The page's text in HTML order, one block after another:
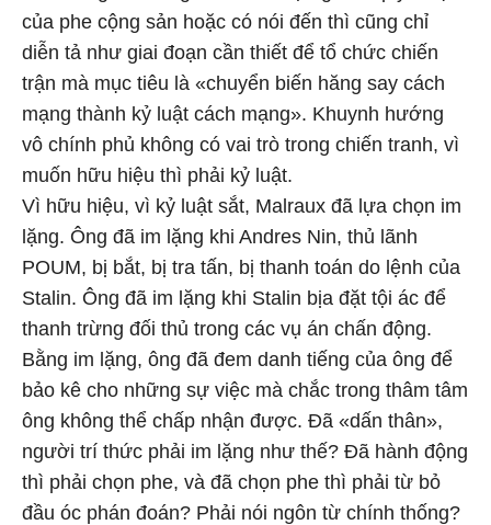
của phe cộng sản hoặc có nói đến thì cũng chỉ
diễn tả như giai đoạn cần thiết để tổ chức chiến
trận mà mục tiêu là «chuyển biến hăng say cách
mạng thành kỷ luật cách mạng». Khuynh hướng
vô chính phủ không có vai trò trong chiến tranh, vì
muốn hữu hiệu thì phải kỷ luật.
Vì hữu hiệu, vì kỷ luật sắt, Malraux đã lựa chọn im
lặng. Ông đã im lặng khi Andres Nin, thủ lãnh
POUM, bị bắt, bị tra tấn, bị thanh toán do lệnh của
Stalin. Ông đã im lặng khi Stalin bịa đặt tội ác để
thanh trừng đối thủ trong các vụ án chấn động.
Bằng im lặng, ông đã đem danh tiếng của ông để
bảo kê cho những sự việc mà chắc trong thâm tâm
ông không thể chấp nhận được. Đã «dấn thân»,
người trí thức phải im lặng như thế? Đã hành động
thì phải chọn phe, và đã chọn phe thì phải từ bỏ
đầu óc phán đoán? Phải nói ngôn từ chính thống?